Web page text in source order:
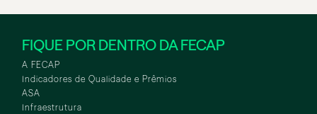
FIQUE POR DENTRO DA FECAP
A FECAP
Indicadores de Qualidade e Prêmios
ASA
Infraestrutura